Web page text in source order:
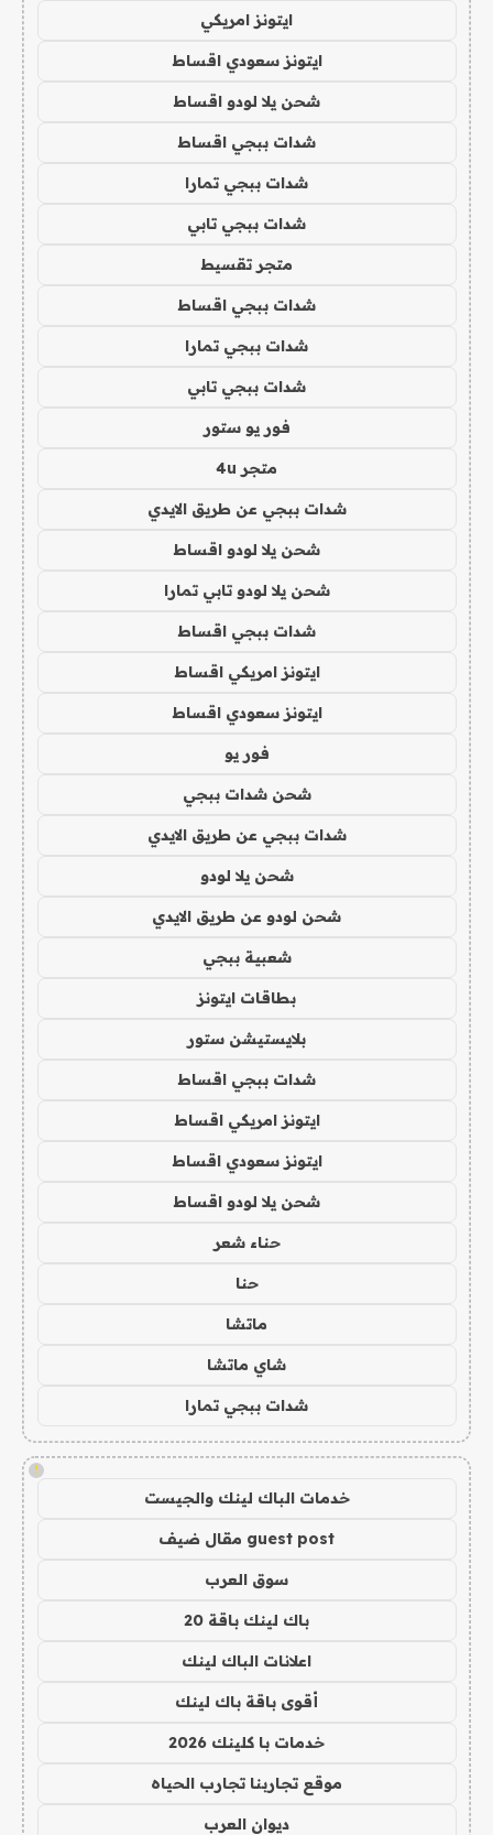
ايتونز امريكي
ايتونز سعودي اقساط
شحن يلا لودو اقساط
شدات ببجي اقساط
شدات ببجي تمارا
شدات ببجي تابي
متجر تقسيط
شدات ببجي اقساط
شدات ببجي تمارا
شدات ببجي تابي
فور يو ستور
متجر 4u
شدات ببجي عن طريق الايدي
شحن يلا لودو اقساط
شحن يلا لودو تابي تمارا
شدات ببجي اقساط
ايتونز امريكي اقساط
ايتونز سعودي اقساط
فور يو
شحن شدات ببجي
شدات ببجي عن طريق الايدي
شحن يلا لودو
شحن لودو عن طريق الايدي
شعبية ببجي
بطاقات ايتونز
بلايستيشن ستور
شدات ببجي اقساط
ايتونز امريكي اقساط
ايتونز سعودي اقساط
شحن يلا لودو اقساط
حناء شعر
حنا
ماتشا
شاي ماتشا
شدات ببجي تمارا
!
خدمات الباك لينك والجيست
guest post مقال ضيف
سوق العرب
باك لينك باقة 20
اعلانات الباك لينك
أقوى باقة باك لينك
خدمات با كلينك 2026
موقع تجاربنا تجارب الحياه
ديوان العرب